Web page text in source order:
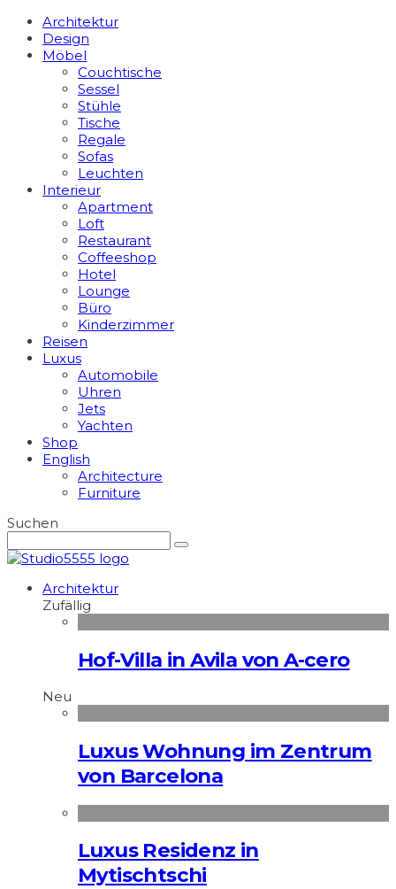
Architektur
Design
Möbel
Couchtische
Sessel
Stühle
Tische
Regale
Sofas
Leuchten
Interieur
Apart­ment
Loft
Restaurant
Coffeeshop
Hotel
Lounge
Büro
Kinderzimmer
Reisen
Luxus
Automobile
Uhren
Jets
Yachten
Shop
English
Architecture
Furniture
Suchen
Architektur
Zufällig
Hof-Villa in Avila von A-cero
Neu
Luxus Wohnung im Zentrum
von Barcelona
Luxus Residenz in
Mytischtschi